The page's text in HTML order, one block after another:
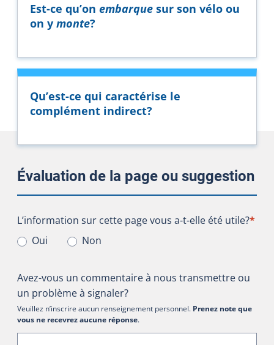
Est-ce qu’on embarque sur son vélo ou
on y monte?
Qu’est-ce qui caractérise le
complément indirect?
Évaluation de la page ou suggestion
L’information sur cette page vous a-t-elle été utile?
L’information sur cette page vous a-t-elle été utile?*
Oui
Non
Avez-vous un commentaire à nous transmettre ou
un problème à signaler?
Veuillez n’inscrire aucun renseignement personnel. Prenez note que
vous ne recevrez aucune réponse.